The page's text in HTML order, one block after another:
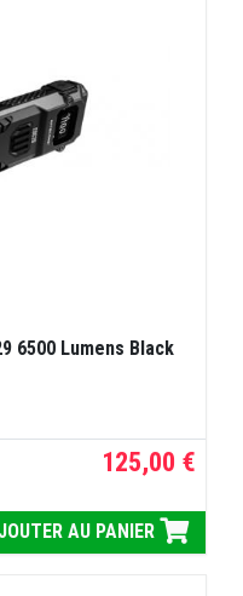
6500 Lumens Black
125,00 €
AU PANIER